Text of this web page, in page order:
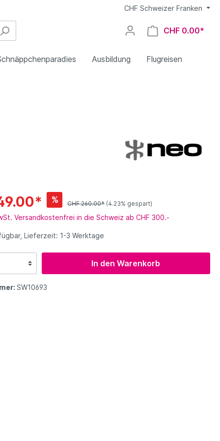
CHFSchweizer Franken
CHF 0.00*
Ausbildung Flugreisen
Mini-/Speedwing
Ozone
Niviuk
Occasionen/Ex-Demo
Hike & Fly
Gurtzeug Zubehör
Wanderstöcke
Niviuk
Gleitschirmcheck
Sicherheitstraining
% CHF 260.00* (4.23% gespart)
Versandkostenfrei in die Schweiz ab CHF 300.-
Lieferzeit: 1-3 Werktage
In den Warenkorb
SW10693